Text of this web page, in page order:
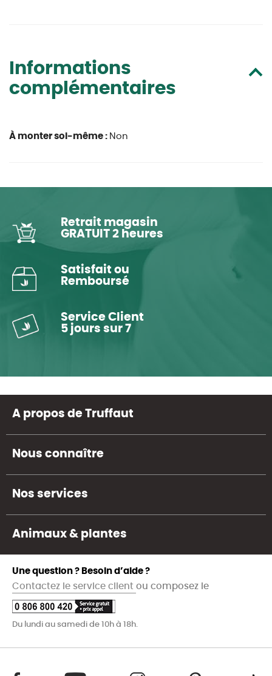
Informations
complémentaires
À monter soi-même : Non
Retrait magasin
GRATUIT 2 heures
Satisfait ou
Remboursé
Service Client
5 jours sur 7
A propos de Truffaut
Nous connaître
Nos services
Animaux & plantes
Une question ? Besoin d’aide ?
Contactez le service client ou composez le
Du lundi au samedi de 10h à 18h.